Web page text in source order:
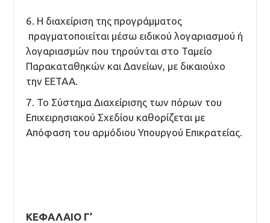
6. Η διαχείριση της προγράμματος
πραγματοποιείται μέσω ειδικού λογαριασμού ή
λογαριασμών που τηρούνται στο Ταμείο
Παρακαταθηκών και Δανείων, με δικαιούχο
την ΕΕΤΑΑ.
7. Το Σύστημα Διαχείρισης των πόρων του
Επιχειρησιακού Σχεδίου καθορίζεται με
Απόφαση του αρμόδιου Υπουργού Επικρατείας.
ΚΕΦΑΛΑΙΟ Γ’